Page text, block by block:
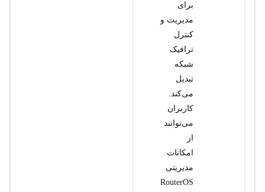
برای
مدیریت و
کنترل
ترافیک
شبکه
تبدیل
می‌کند.
کاربران
می‌توانند
از
امکانات
مدیریتی
RouterOS